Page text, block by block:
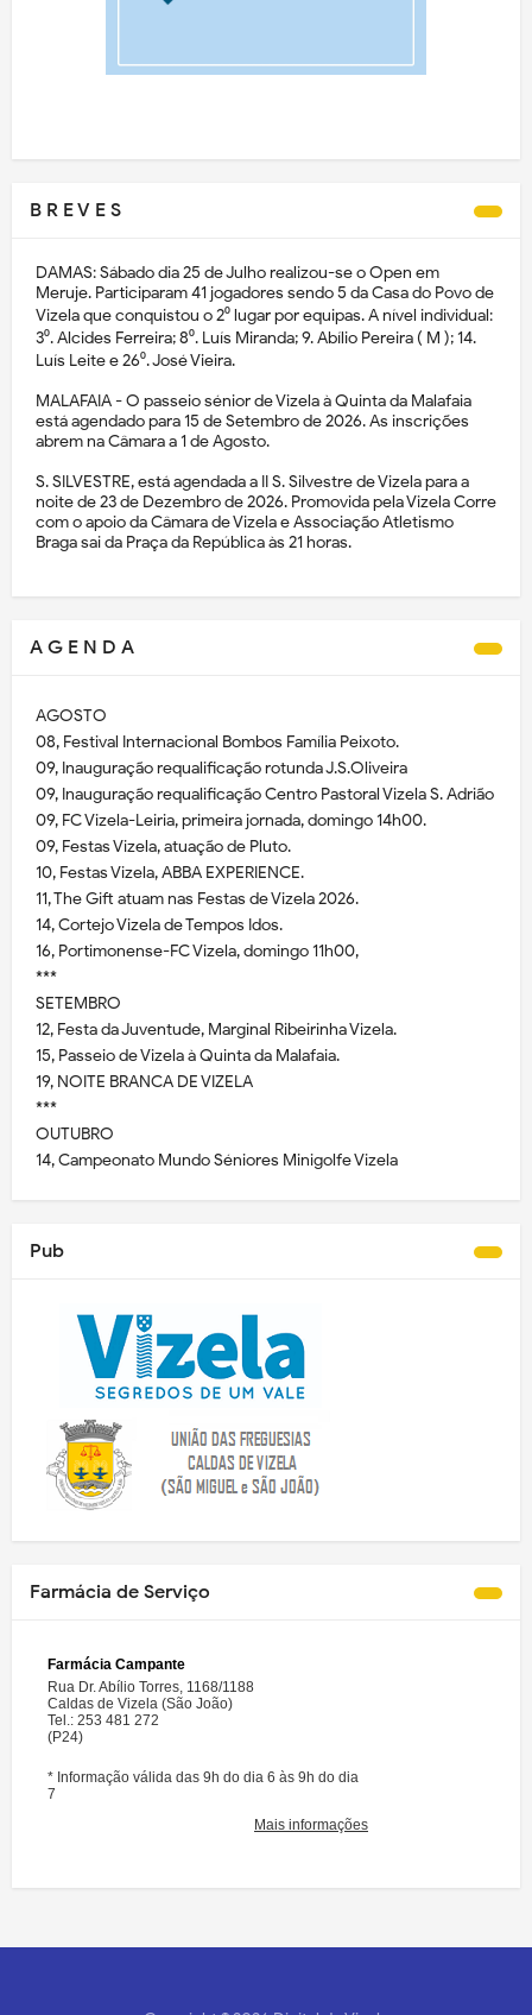
B R E V E S
DAMAS: Sábado dia 25 de Julho realizou-se o Open em
Meruje. Participaram 41 jogadores sendo 5 da Casa do Povo de
Vizela que conquistou o 2⁰ lugar por equipas. A nível individual:
3⁰. Alcides Ferreira; 8⁰. Luís Miranda; 9. Abílio Pereira ( M ); 14.
Luís Leite e 26⁰. José Vieira.
MALAFAIA - O passeio sénior de Vizela à Quinta da Malafaia
está agendado para 15 de Setembro de 2026. As inscrições
abrem na Câmara a 1 de Agosto.
S. SILVESTRE, está agendada a II S. Silvestre de Vizela para a
noite de 23 de Dezembro de 2026. Promovida pela Vizela Corre
com o apoio da Câmara de Vizela e Associação Atletismo
Braga sai da Praça da República às 21 horas.
A G E N D A
AGOSTO
08, Festival Internacional Bombos Família Peixoto.
09, Inauguração requalificação rotunda J.S.Oliveira
09, Inauguração requalificação Centro Pastoral Vizela S. Adrião
09, FC Vizela-Leiria, primeira jornada, domingo 14h00.
09, Festas Vizela, atuação de Pluto.
10, Festas Vizela, ABBA EXPERIENCE.
11, The Gift atuam nas Festas de Vizela 2026.
14, Cortejo Vizela de Tempos Idos.
16, Portimonense-FC Vizela, domingo 11h00,
***
SETEMBRO
12, Festa da Juventude, Marginal Ribeirinha Vizela.
15, Passeio de Vizela à Quinta da Malafaia.
19, NOITE BRANCA DE VIZELA
***
OUTUBRO
14, Campeonato Mundo Séniores Minigolfe Vizela
Pub
Farmácia de Serviço